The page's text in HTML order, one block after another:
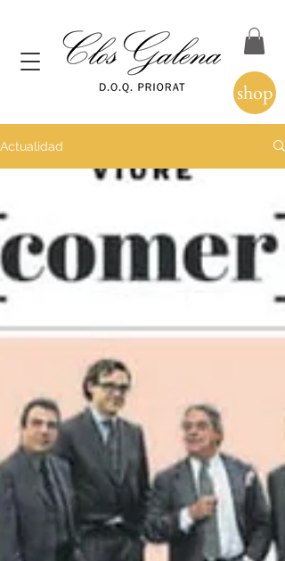
shop
Actualidad